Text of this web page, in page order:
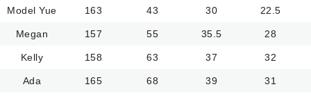
Model Yue 163 43 30 22.5
Megan 157 55 35.5 28
Kelly 158 63 37 32
Ada 165 68 39 31